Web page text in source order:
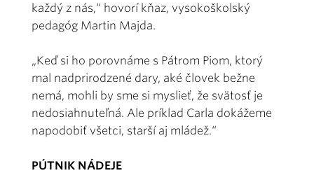
každý z nás,“ hovorí kňaz, vysokoškolský
pedagóg Martin Majda.
„Keď si ho porovnáme s Pátrom Piom, ktorý
mal nadprirodzené dary, aké človek bežne
nemá, mohli by sme si myslieť, že svätosť je
nedosiahnuteľná. Ale príklad Carla dokážeme
napodobiť všetci, starší aj mládež.“
PÚTNIK NÁDEJE